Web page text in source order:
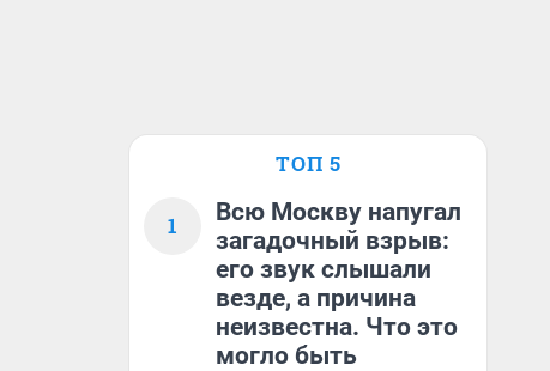
ТОП 5
1
Всю Москву напугал
загадочный взрыв:
его звук слышали
везде, а причина
неизвестна. Что это
могло быть